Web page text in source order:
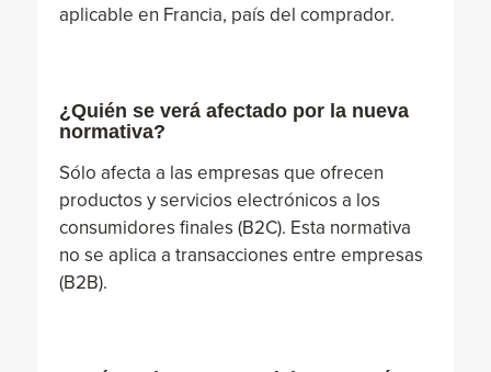
aplicable en Francia, país del comprador.
¿Quién se verá afectado por la nueva
normativa?
Sólo afecta a las empresas que ofrecen
productos y servicios electrónicos a los
consumidores finales (B2C). Esta normativa
no se aplica a transacciones entre empresas
(B2B).